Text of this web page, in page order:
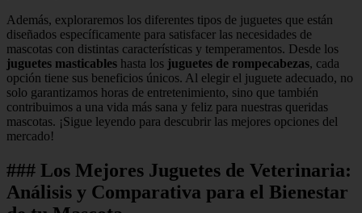
Además, exploraremos los diferentes tipos de juguetes que están
diseñados específicamente para satisfacer las necesidades de
mascotas con distintas características y temperamentos. Desde los
juguetes masticables hasta los juguetes de rompecabezas, cada
opción tiene sus beneficios únicos. Al elegir el juguete adecuado, no
solo garantizamos horas de entretenimiento, sino que también
contribuimos a una vida más sana y feliz para nuestras queridas
mascotas. ¡Sigue leyendo para descubrir las mejores opciones del
mercado!
### Los Mejores Juguetes de Veterinaria:
Análisis y Comparativa para el Bienestar